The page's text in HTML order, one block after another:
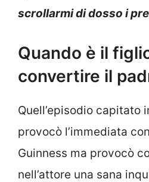
scrollarmi di dosso i
Quando è il
convertire il
Quell’episodio capitato
provocò l’immediata
Guinness ma provocò
nell’attore una sana